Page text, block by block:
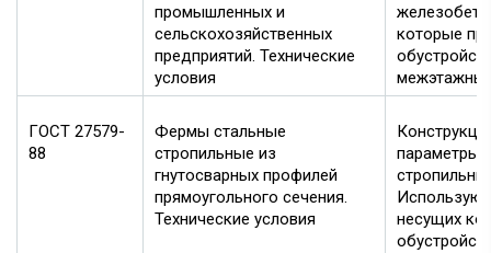
промышленных и
сельскохозяйственных
предприятий. Технические
условия
которые
ГОСТ 27579-
88
Фермы стальные
стропильные из
гнутосварных профилей
прямоугольного сечения.
Технические условия
параметры
несущих